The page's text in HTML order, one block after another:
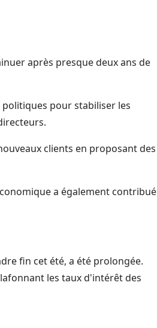
après presque deux ans de
pour stabiliser les
clients en proposant des
a également contribué
fin cet été, a été prolongée.
les taux d'intérêt des